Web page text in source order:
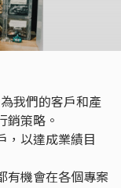
我們的客戶和產
銷策略。
，以達成業績目
有機會在各個專案